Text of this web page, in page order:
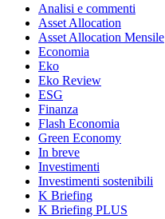
Analisi e commenti
Asset Allocation
Asset Allocation Mensile
Economia
Eko
Eko Review
ESG
Finanza
Flash Economia
Green Economy
In breve
Investimenti
Investimenti sostenibili
K Briefing
K Briefing PLUS